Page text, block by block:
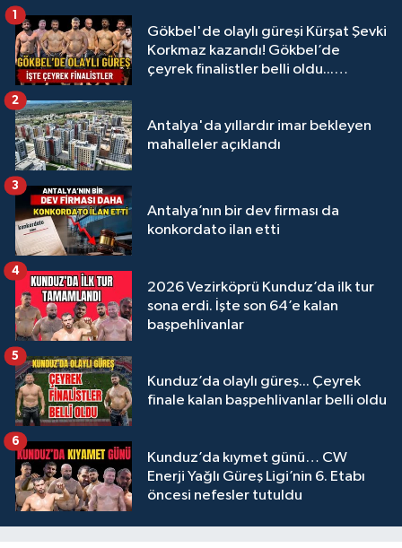
Gökbel'de olaylı güreşi Kürşat Şevki
Korkmaz kazandı! Gökbel’de
çeyrek finalistler belli oldu...
1
Antalya'da yıllardır imar bekleyen
mahalleler açıklandı
2
Antalya’nın bir dev firması da
konkordato ilan etti
3
2026 Vezirköprü Kunduz’da ilk tur
sona erdi. İşte son 64’e kalan
başpehlivanlar
4
Kunduz’da olaylı güreş... Çeyrek
finale kalan başpehlivanlar belli oldu
5
Kunduz’da kıymet günü… CW
Enerji Yağlı Güreş Ligi’nin 6. Etabı
öncesi nefesler tutuldu
6